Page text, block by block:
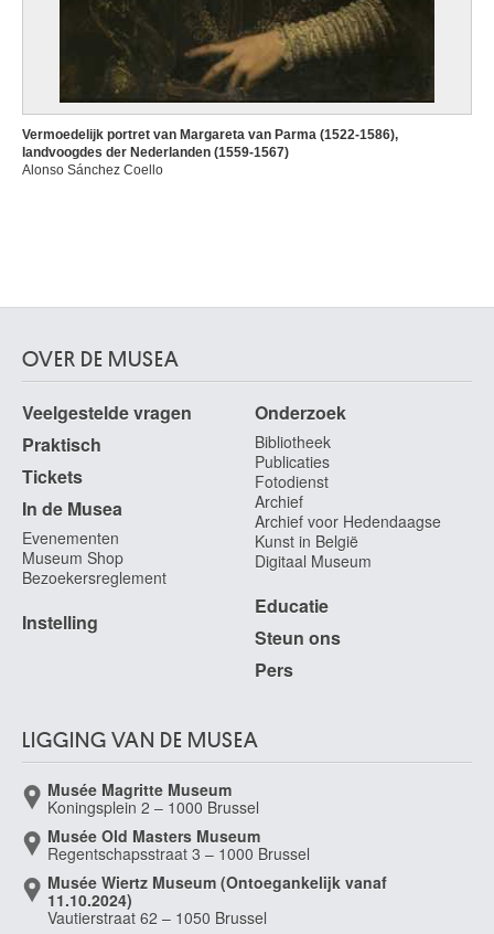
Vermoedelijk portret van Margareta van Parma (1522-1586),
landvoogdes der Nederlanden (1559-1567)
Alonso Sánchez Coello
OVER DE MUSEA
Veelgestelde vragen
Praktisch
Tickets
In de Musea
Evenementen
Museum Shop
Bezoekersreglement
Instelling
Onderzoek
Bibliotheek
Publicaties
Fotodienst
Archief
Archief voor Hedendaagse
Kunst in België
Digitaal Museum
Educatie
Steun ons
Pers
LIGGING VAN DE MUSEA
Musée Magritte Museum
Koningsplein 2 – 1000 Brussel
Musée Old Masters Museum
Regentschapsstraat 3 – 1000 Brussel
Musée Wiertz Museum (Ontoegankelijk vanaf
11.10.2024)
Vautierstraat 62 – 1050 Brussel